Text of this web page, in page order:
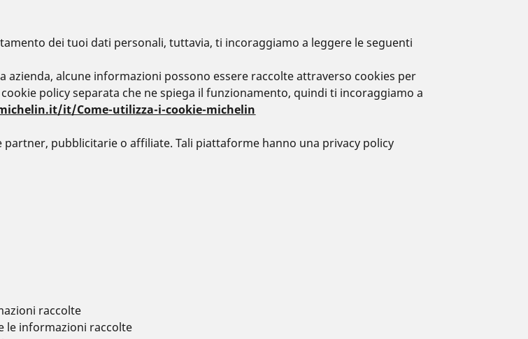
dei tuoi dati personali, tuttavia, ti incoraggiamo a leggere le seguenti
alcune informazioni possono essere raccolte attraverso cookies per
policy separata che ne spiega il funzionamento, quindi ti incoraggiamo a
it/Come-utilizza-i-cookie-michelin
pubblicitarie o affiliate. Tali piattaforme hanno una privacy policy
raccolte
le informazioni raccolte